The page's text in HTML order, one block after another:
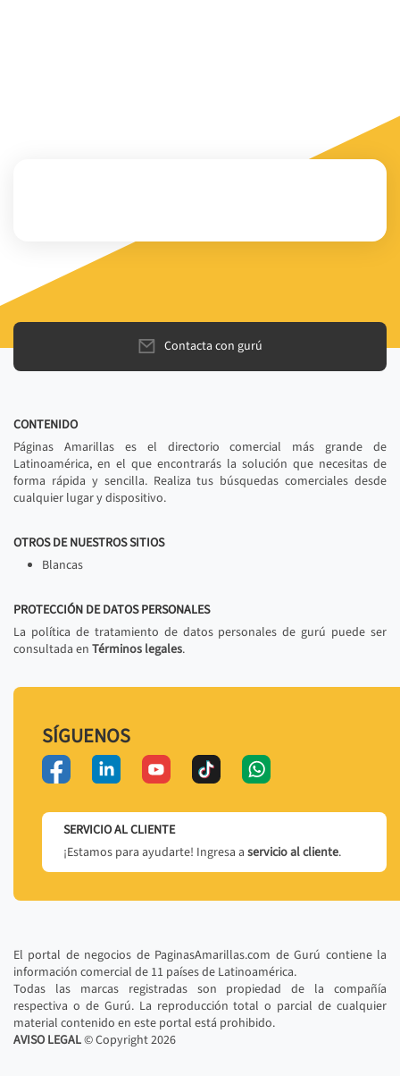
Contacta con gurú
CONTENIDO
Páginas Amarillas es el directorio comercial más grande de
Latinoamérica, en el que encontrarás la solución que necesitas de
forma rápida y sencilla. Realiza tus búsquedas comerciales desde
cualquier lugar y dispositivo.
OTROS DE NUESTROS SITIOS
Blancas
PROTECCIÓN DE DATOS PERSONALES
La política de tratamiento de datos personales de gurú puede ser
consultada en Términos legales.
SÍGUENOS
SERVICIO AL CLIENTE
¡Estamos para ayudarte! Ingresa a servicio al cliente.
El portal de negocios de PaginasAmarillas.com de Gurú contiene la
información comercial de 11 países de Latinoamérica.
Todas las marcas registradas son propiedad de la compañía
respectiva o de Gurú. La reproducción total o parcial de cualquier
material contenido en este portal está prohibido.
AVISO LEGAL© Copyright2026